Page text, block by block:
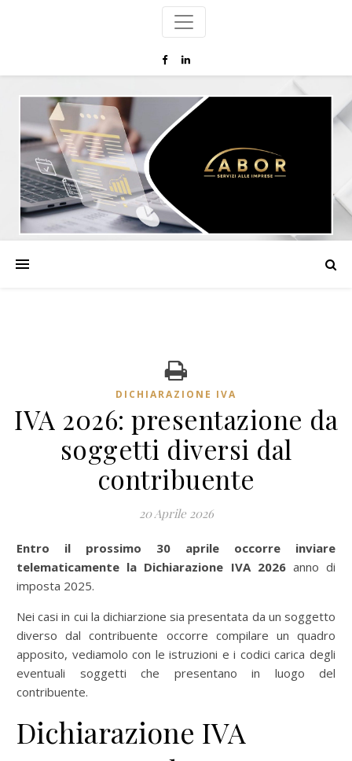
DICHIARAZIONE IVA
IVA 2026: presentazione da
soggetti diversi dal
contribuente
20 Aprile 2026
Entro il prossimo 30 aprile occorre inviare
telematicamente la Dichiarazione IVA 2026 anno di
imposta 2025.
Nei casi in cui la dichiarzione sia presentata da un soggetto
diverso dal contribuente occorre compilare un quadro
apposito, vediamolo con le istruzioni e i codici carica degli
eventuali soggetti che presentano in luogo del
contribuente.
Dichiarazione IVA